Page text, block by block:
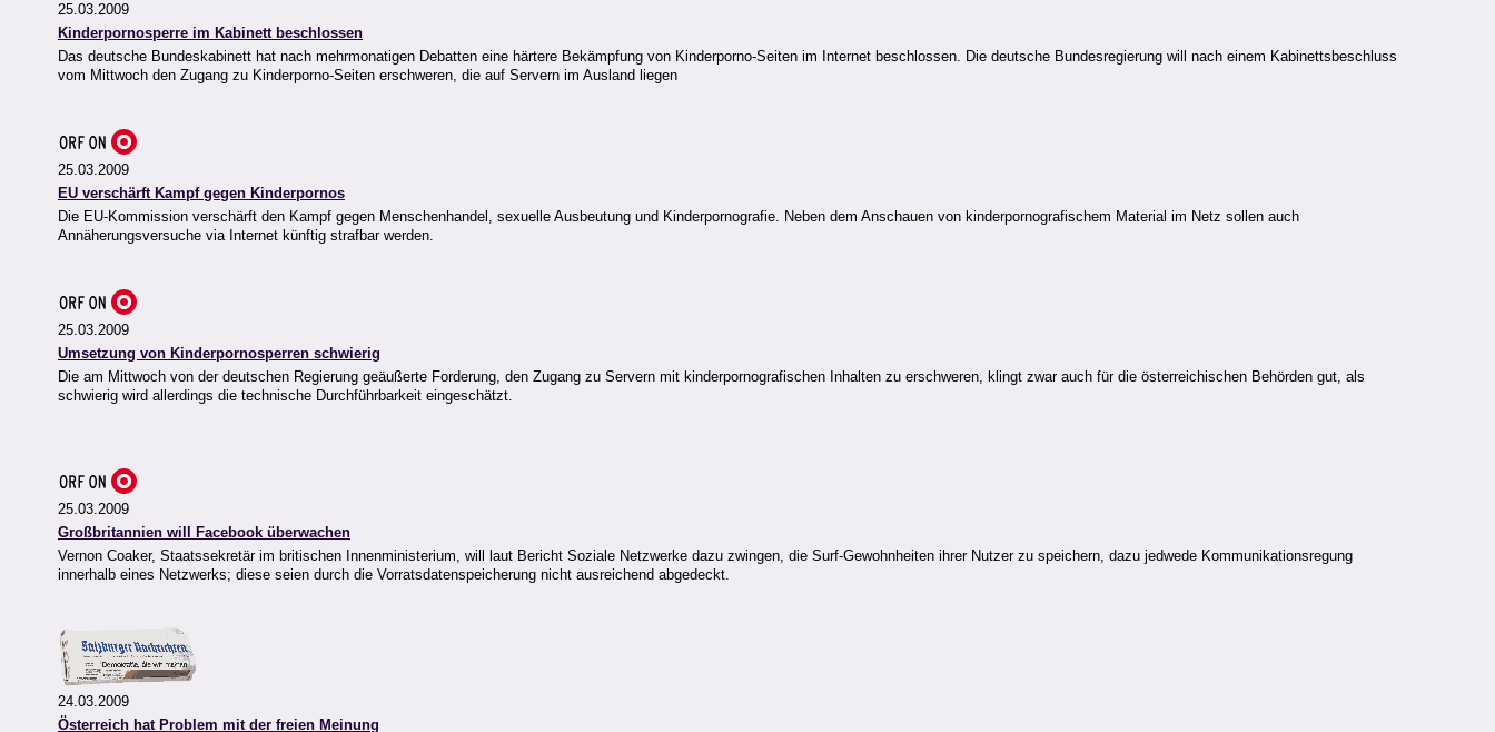
25.03.2009
Kinderpornosperre im Kabinett beschlossen
Das deutsche Bundeskabinett hat nach mehrmonatigen Debatten eine härtere Bekämpfung von Kinderporno-Seiten im Internet beschlossen. Die deutsche Bundesregierung will nach einem Kabinettsbeschluss
vom Mittwoch den Zugang zu Kinderporno-Seiten erschweren, die auf Servern im Ausland liegen
25.03.2009
EU verschärft Kampf gegen Kinderpornos
Die EU-Kommission verschärft den Kampf gegen Menschenhandel, sexuelle Ausbeutung und Kinderpornografie. Neben dem Anschauen von kinderpornografischem Material im Netz sollen auch
Annäherungsversuche via Internet künftig strafbar werden.
25.03.2009
Umsetzung von Kinderpornosperren schwierig
Die am Mittwoch von der deutschen Regierung geäußerte Forderung, den Zugang zu Servern mit kinderpornografischen Inhalten zu erschweren, klingt zwar auch für die österreichischen Behörden gut, als
schwierig wird allerdings die technische Durchführbarkeit eingeschätzt.
25.03.2009
Großbritannien will Facebook überwachen
Vernon Coaker, Staatssekretär im britischen Innenministerium, will laut Bericht Soziale Netzwerke dazu zwingen, die Surf-Gewohnheiten ihrer Nutzer zu speichern, dazu jedwede Kommunikationsregung
innerhalb eines Netzwerks; diese seien durch die Vorratsdatenspeicherung nicht ausreichend abgedeckt.
24.03.2009
Österreich hat Problem mit der freien Meinung